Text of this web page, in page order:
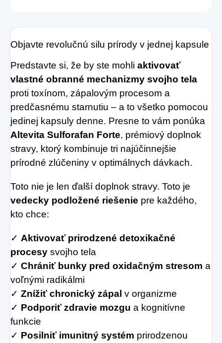
Objavte revolučnú silu prírody v jednej kapsule
Predstavte si, že by ste mohli aktivovať
vlastné obranné mechanizmy svojho tela
proti toxínom, zápalovým procesom a
predčasnému starnutiu – a to všetko pomocou
jedinej kapsuly denne. Presne to vám ponúka
Altevita Sulforafan Forte, prémiový doplnok
stravy, ktorý kombinuje tri najúčinnejšie
prírodné zlúčeniny v optimálnych dávkach.
Toto nie je len ďalší doplnok stravy. Toto je
vedecky podložené riešenie pre každého,
kto chce:
✓ Aktivovať prirodzené detoxikačné
procesy svojho tela
✓ Chrániť bunky pred oxidačným stresom a
voľnými radikálmi
✓ Znížiť chronický zápal v organizme
✓ Podporiť zdravie mozgu a kognitívne
funkcie
✓ Posilniť imunitný systém prirodzenou